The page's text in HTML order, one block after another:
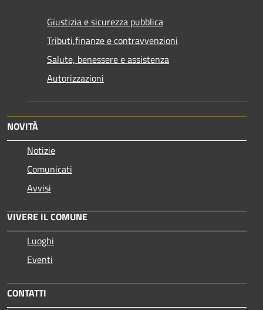
Giustizia e sicurezza pubblica
Tributi,finanze e contravvenzioni
Salute, benessere e assistenza
Autorizzazioni
NOVITÀ
Notizie
Comunicati
Avvisi
VIVERE IL COMUNE
Luoghi
Eventi
CONTATTI